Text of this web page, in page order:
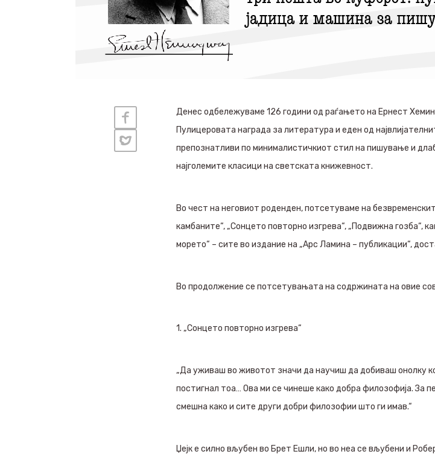
Денес одбележуваме 126 години од раѓањето на Ернест
Пулицеровата награда за литература и еден од
препознатливи по минималистичкиот стил на пишување и
најголемите класици на светската книжевност.
Во чест на неговиот роденден, потсетуваме на
камбаните“, „Сонцето повторно изгрева“, „Подвижна гозба“,
морето“ – сите во издание на „Арс Ламина – публикации“,
Во продолжение се потсетувањата на содржината на овие
1. „Сонцето повторно изгрева“
„Да уживаш во животот значи да научиш да добиваш онолку
постигнал тоа… Ова ми се чинеше како добра филозофија. За
смешна како и сите други добри филозофии што ги имав.“
Џејк е силно вљубен во Брет Ешли, но во неа се вљубени и